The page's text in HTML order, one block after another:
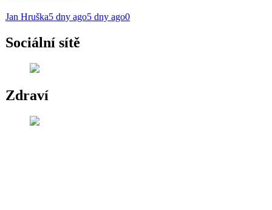
Jan Hruška5 dny ago5 dny ago0
Sociální sítě
Zdraví